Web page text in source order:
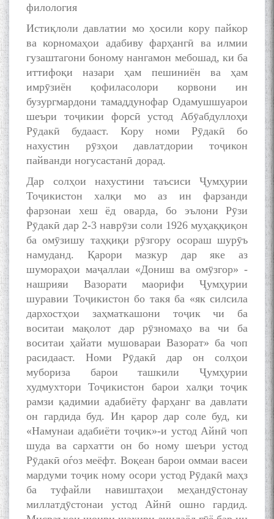
филология
Истиқлоли давлатии мо ҳосили кору пайкор
ва корномаҳои адабиву фарҳангӣ ва илмии
гузаштагони боному нангамон мебошад, ки ба
иттифоқи назари ҳам пешиниён ва ҳам
имрӯзиён қофиласолори корвони ин
бузургмардони тамаддунофар Одамушшуарои
шеъри тоҷикии форсӣ устод Абӯабдуллоҳи
Рӯдакӣ будааст. Кору номи Рӯдакӣ бо
нахустин рӯзҳои давлатдории тоҷикон
пайванди ногусастанӣ дорад.
Дар солҳои нахустини таъсиси Ҷумҳурии
Тоҷикистон халқи мо аз ин фарзанди
фарзонаи хеш ёд оварда, бо эълони Рӯзи
Рӯдакӣ дар 2-3 наврӯзи соли 1926 муҳаққиқон
ба омӯзишу таҳқиқи рӯзгору осораш шурӯъ
намуданд. Қарори мазкур дар яке аз
шумораҳои маҷаллаи «Дониш ва омӯзгор» -
нашрияи Вазорати маорифи Ҷумҳурии
шуравии Тоҷикистон бо такя ба «як силсила
дархостҳои заҳматкашони тоҷик чи ба
воситаи мақолот дар рӯзномаҳо ва чи ба
воситаи ҳайати мушовараи Вазорат» ба чоп
расидааст. Номи Рӯдакӣ дар он солҳои
мубориза барои ташкили Ҷумҳурии
худмухтори Тоҷикистон барои халқи тоҷик
рамзи қадимии адабиёту фарҳанг ва давлати
он гардида буд. Ин қарор дар соле буд, ки
«Намунаи адабиёти тоҷик»-и устод Айнӣ чоп
шуда ва сархатти он бо ному шеъри устод
Рӯдакӣ оѓоз меёфт. Воқеан барои оммаи васеи
мардуми тоҷик ному осори устод Рӯдакӣ маҳз
ба туфайли навиштаҳои меҳандӯстонау
миллатдӯстонаи устод Айнӣ ошно гардид.